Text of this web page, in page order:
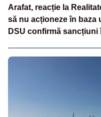
Arafat, reacție la
să nu acționeze în baza
DSU confirmă sancțiuni